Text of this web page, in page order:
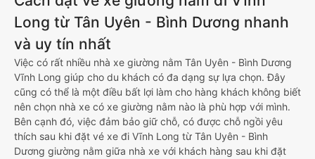
Long từ Tân Uyên - Bình Dương nhanh
và uy tín nhất
Việc có rất nhiều nhà xe giường nằm Tân Uyên - Bình Dương
Vĩnh Long giúp cho du khách có đa dạng sự lựa chọn. Đây
cũng có thể là một điều bất lợi làm cho hàng khách không biết
nên chọn nhà xe có xe giường nằm nào là phù hợp với mình.
Bên cạnh đó, việc đảm bảo giữ chỗ, có được chỗ ngồi yêu
thích sau khi đặt vé xe đi Vĩnh Long từ Tân Uyên - Bình
Dương giường nằm giữa nhà xe với khách hàng sau khi đặt